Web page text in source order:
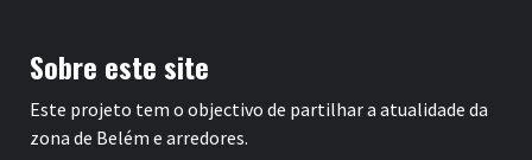
Sobre este site
Este projeto tem o objectivo de partilhar a atualidade da
zona de Belém e arredores.